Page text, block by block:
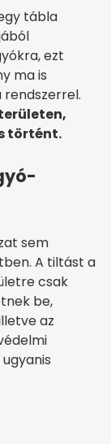
tábla
ezt
ma is
történt.
sem
A tiltást a
csak
be,
az